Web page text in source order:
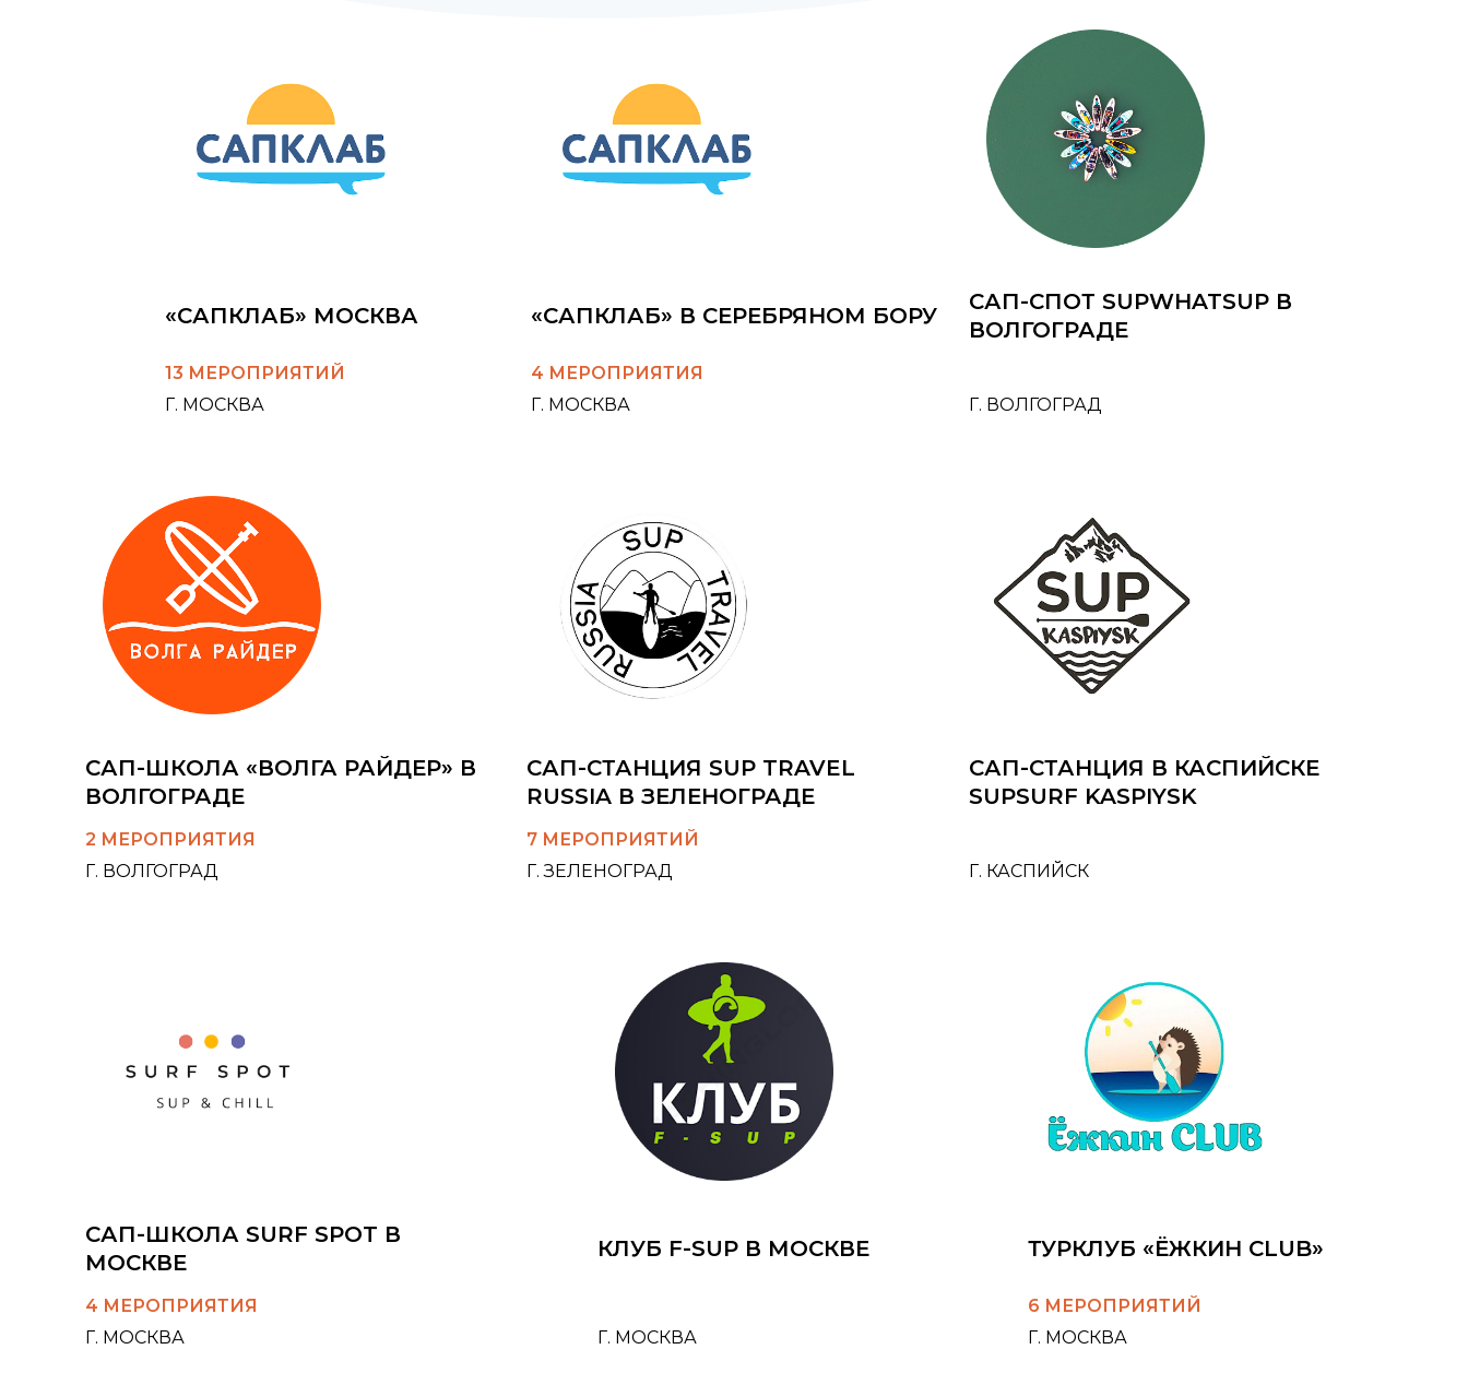
«САПКЛАБ» МОСКВА
13 МЕРОПРИЯТИЙ
Г. МОСКВА
«САПКЛАБ» В СЕРЕБРЯНОМ БОРУ
4 МЕРОПРИЯТИЯ
Г. МОСКВА
САП-СПОТ SUPWHATSUP В
ВОЛГОГРАДЕ
Г. ВОЛГОГРАД
САП-ШКОЛА «ВОЛГА РАЙДЕР» В
ВОЛГОГРАДЕ
2 МЕРОПРИЯТИЯ
Г. ВОЛГОГРАД
САП-СТАНЦИЯ SUP TRAVEL
RUSSIA В ЗЕЛЕНОГРАДЕ
7 МЕРОПРИЯТИЙ
Г. ЗЕЛЕНОГРАД
САП-СТАНЦИЯ В КАСПИЙСКЕ
SUPSURF KASPIYSK
Г. КАСПИЙСК
САП-ШКОЛА SURF SPOT В
МОСКВЕ
4 МЕРОПРИЯТИЯ
Г. МОСКВА
КЛУБ F-SUP В МОСКВЕ
Г. МОСКВА
ТУРКЛУБ «ЁЖКИН CLUB»
6 МЕРОПРИЯТИЙ
Г. МОСКВА